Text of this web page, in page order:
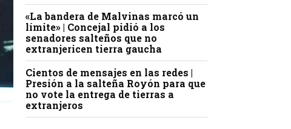
«La bandera de Malvinas marcó un
límite» | Concejal pidió a los
senadores salteños que no
extranjericen tierra gaucha
Cientos de mensajes en las redes |
Presión a la salteña Royón para que
no vote la entrega de tierras a
extranjeros